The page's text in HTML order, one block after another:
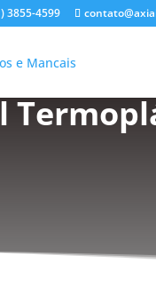
3855-4599